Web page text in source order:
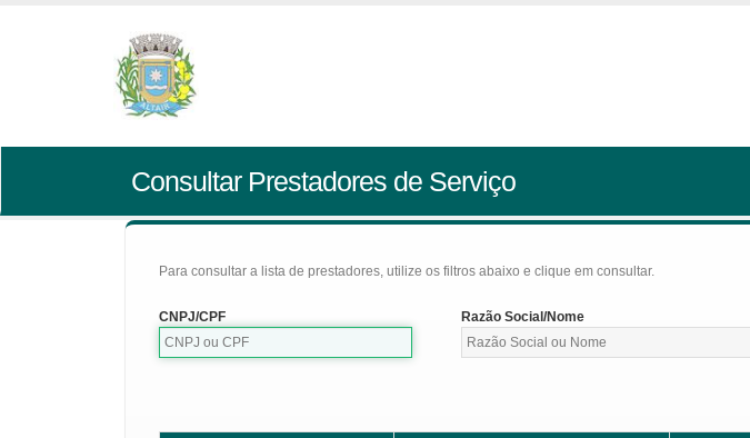
Consultar Prestadores de Serviço
Para consultar a lista de prestadores, utilize os filtros abaixo e clique em consultar.
CNPJ/CPF Razão Social/Nome